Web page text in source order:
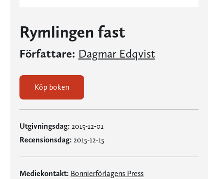
Rymlingen fast
Författare: Dagmar Edqvist
Köp boken
Utgivningsdag: 2015-12-01
Recensionsdag: 2015-12-15
Mediekontakt: Bonnierförlagens Press